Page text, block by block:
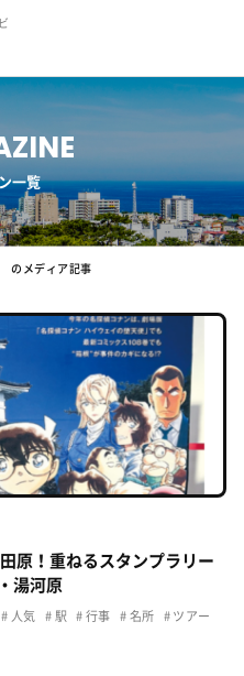
一覧
のメディア記事
原！重ねるスタンプラリー
湯河原
人気 駅 行事 名所 ツアー